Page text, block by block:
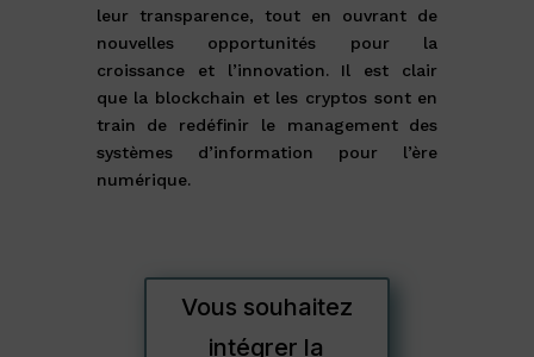
leur transparence, tout en ouvrant de
nouvelles opportunités pour la
croissance et l’innovation. Il est clair
que la blockchain et les cryptos sont en
train de redéfinir le management des
systèmes d’information pour l’ère
numérique.
Vous souhaitez
intégrer la